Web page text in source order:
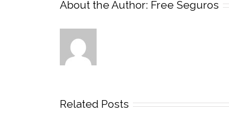
About the Author: Free Seguros
Related Posts